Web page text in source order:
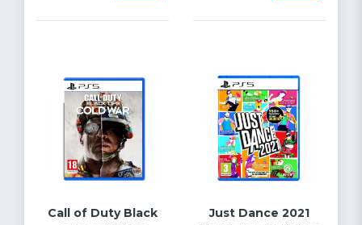
Call of Duty Black
Just Dance 2021